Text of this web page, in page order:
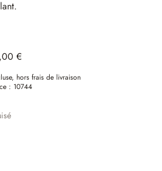
€
hors frais de livraison
: 10744